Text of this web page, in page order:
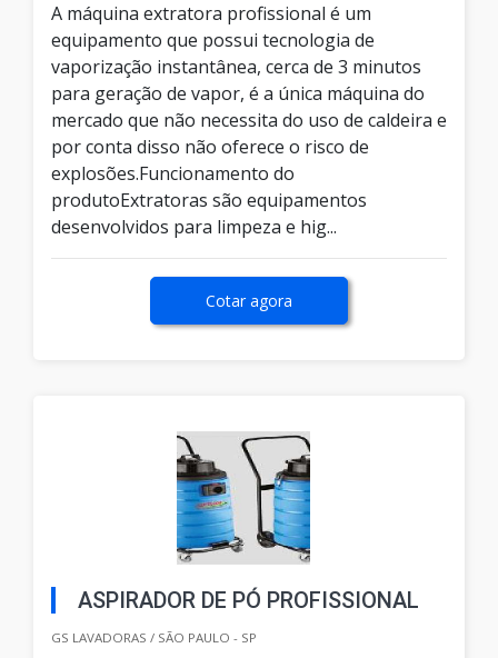
A máquina extratora profissional é um
equipamento que possui tecnologia de
vaporização instantânea, cerca de 3 minutos
para geração de vapor, é a única máquina do
mercado que não necessita do uso de caldeira e
por conta disso não oferece o risco de
explosões.Funcionamento do
produtoExtratoras são equipamentos
desenvolvidos para limpeza e hig...
Cotar agora
ASPIRADOR DE PÓ PROFISSIONAL
GS LAVADORAS / SÃO PAULO - SP